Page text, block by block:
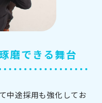
磨できる舞台
中途採用も強化してお